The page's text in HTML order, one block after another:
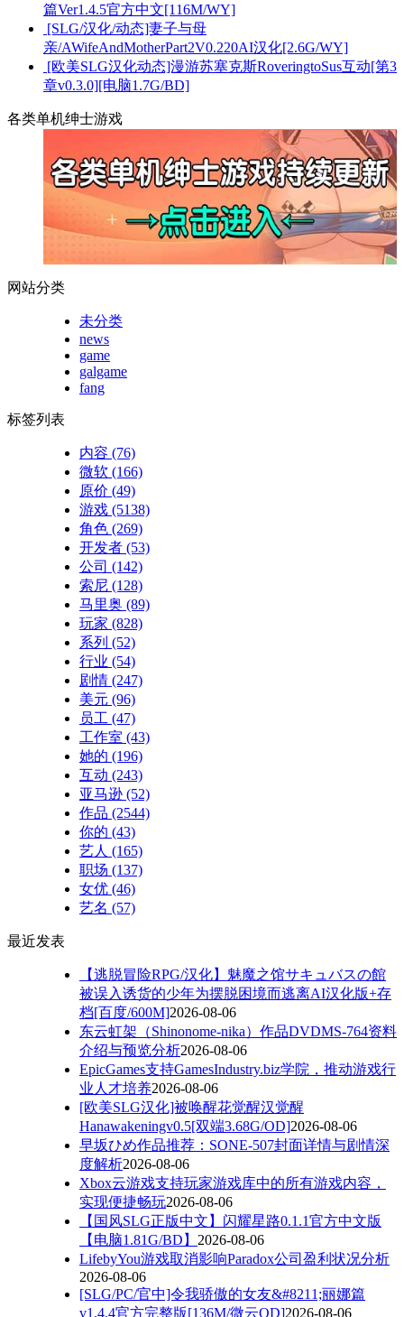
篇Ver1.4.5官方中文[116M/WY]
[SLG/汉化/动态]妻子与母
亲/AWifeAndMotherPart2V0.220AI汉化[2.6G/WY]
[欧美SLG汉化动态]漫游苏塞克斯RoveringtoSus互动[第3
章v0.3.0][电脑1.7G/BD]
各类单机绅士游戏
网站分类
未分类
news
game
galgame
fang
标签列表
内容 (76)
微软 (166)
原价 (49)
游戏 (5138)
角色 (269)
开发者 (53)
公司 (142)
索尼 (128)
马里奥 (89)
玩家 (828)
系列 (52)
行业 (54)
剧情 (247)
美元 (96)
员工 (47)
工作室 (43)
她的 (196)
互动 (243)
亚马逊 (52)
作品 (2544)
你的 (43)
艺人 (165)
职场 (137)
女优 (46)
艺名 (57)
最近发表
【逃脱冒险RPG/汉化】魅魔之馆サキュバスの館
被误入诱货的少年为摆脱困境而逃离AI汉化版+存
档[百度/600M]2026-08-06
东云虹架（Shinonome-nika）作品DVDMS-764资料
介绍与预览分析2026-08-06
EpicGames支持GamesIndustry.biz学院，推动游戏行
业人才培养2026-08-06
[欧美SLG汉化]被唤醒花觉醒汉觉醒
Hanawakeningv0.5[双端3.68G/OD]2026-08-06
早坂ひめ作品推荐：SONE-507封面详情与剧情深
度解析2026-08-06
Xbox云游戏支持玩家游戏库中的所有游戏内容，
实现便捷畅玩2026-08-06
【国风SLG正版中文】闪耀星路0.1.1官方中文版
【电脑1.81G/BD】 2026-08-06
LifebyYou游戏取消影响Paradox公司盈利状况分析
2026-08-06
[SLG/PC/官中]令我骄傲的女友&#8211;丽娜篇
v1.4.4官方完整版[136M/微云OD]2026-08-06